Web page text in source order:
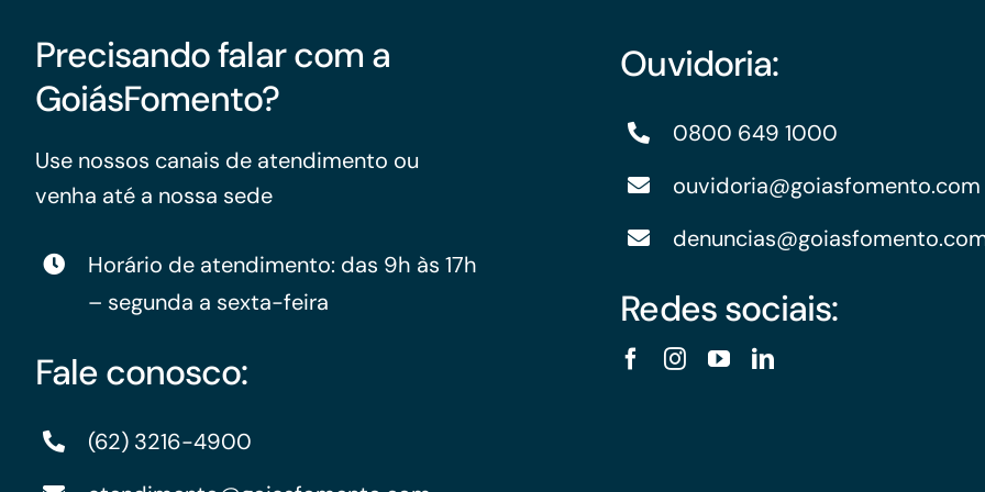
Precisando falar com a
GoiásFomento?
Use nossos canais de atendimento ou
venha até a nossa sede
Horário de atendimento: das 9h às 17h
– segunda a sexta-feira
Fale conosco:
(62) 3216-4900
Ouvidoria:
0800 649 1000
ouvidoria@goiasfomento.com
Redes sociais: